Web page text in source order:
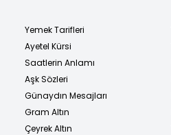
Yemek Tarifleri
Ayetel Kürsi
Saatlerin Anlamı
Aşk Sözleri
Günaydın Mesajları
Gram Altın
Çeyrek Altın